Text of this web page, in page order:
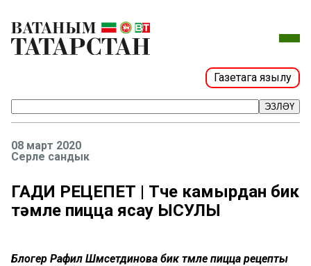
Газетага язылу
ЭЗЛӘҮ
08 март 2020
Серле сандык
ГАДИ РЕЦЕПЕТ | Төче камырдан бик
тәмле пицца ясау ЫСУЛЫ
Блогер Рафилә Шәмсетдинова бик тәмле пицца рецепты